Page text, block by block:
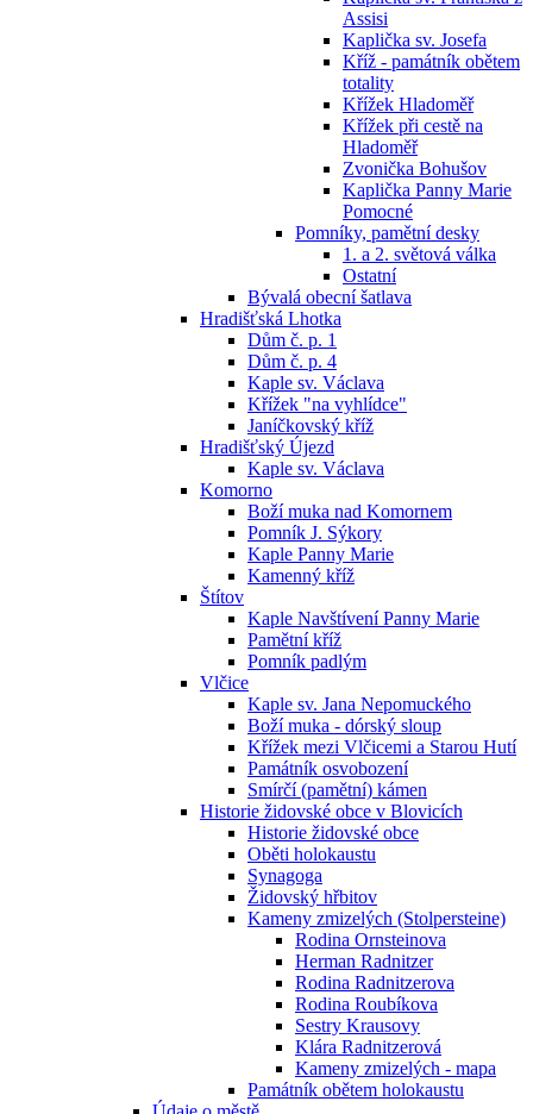
Assisi
Kaplička sv. Josefa
Kříž - památník obětem
totality
Křížek Hladoměř
Křížek při cestě na
Hladoměř
Zvonička Bohušov
Kaplička Panny Marie
Pomocné
Pomníky, pamětní desky
1. a 2. světová válka
Ostatní
Bývalá obecní šatlava
Hradišťská Lhotka
Dům č. p. 1
Dům č. p. 4
Kaple sv. Václava
Křížek "na vyhlídce"
Janíčkovský kříž
Hradišťský Újezd
Kaple sv. Václava
Komorno
Boží muka nad Komornem
Pomník J. Sýkory
Kaple Panny Marie
Kamenný kříž
Štítov
Kaple Navštívení Panny Marie
Pamětní kříž
Pomník padlým
Vlčice
Kaple sv. Jana Nepomuckého
Boží muka - dórský sloup
Křížek mezi Vlčicemi a Starou Hutí
Památník osvobození
Smírčí (pamětní) kámen
Historie židovské obce v Blovicích
Historie židovské obce
Oběti holokaustu
Synagoga
Židovský hřbitov
Kameny zmizelých (Stolpersteine)
Rodina Ornsteinova
Herman Radnitzer
Rodina Radnitzerova
Rodina Roubíkova
Sestry Krausovy
Klára Radnitzerová
Kameny zmizelých - mapa
Památník obětem holokaustu